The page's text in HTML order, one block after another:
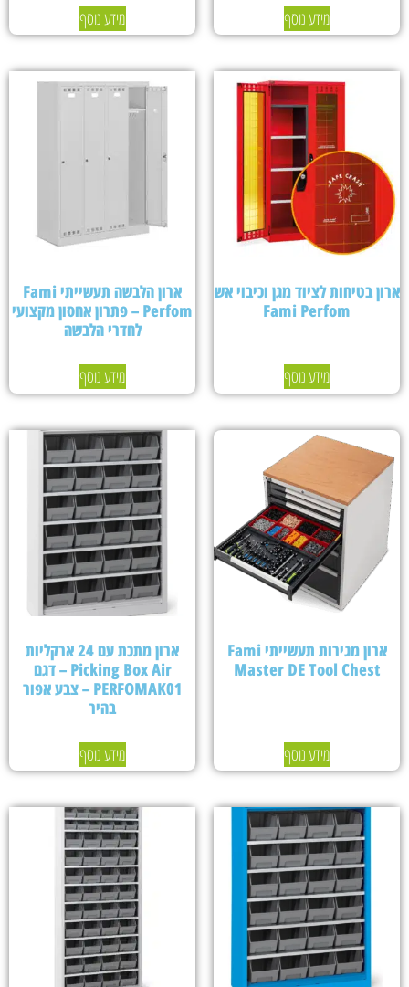
מידע נוסף מידע נוסף
ארון בטיחות לציוד מגן וכיבוי אש
Fami Perfom
מידע נוסף
ארון הלבשה תעשייתי Fami
Perfom – פתרון אחסון מקצועי
לחדרי הלבשה
מידע נוסף
ארון מגירות תעשייתי Fami
Master DE Tool Chest
מידע נוסף
ארון מתכת עם 24 ארקליות
Picking Box Air – דגם
PERFOMAK01 – צבע אפור
בהיר
מידע נוסף